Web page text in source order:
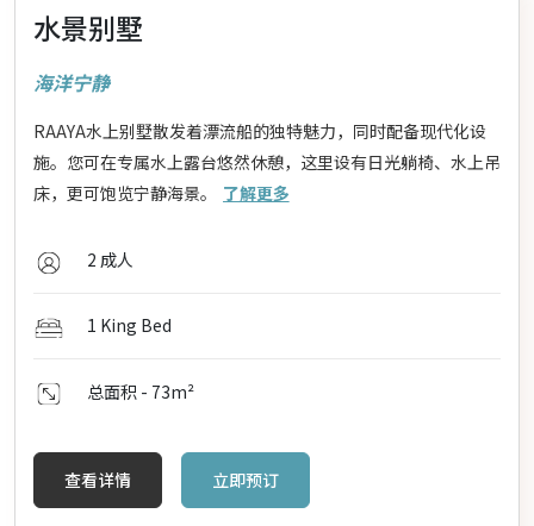
水景别墅
海洋宁静
RAAYA水上别墅散发着漂流船的独特魅力，同时配备现代化设
施。您可在专属水上露台悠然休憩，这里设有日光躺椅、水上吊
床，更可饱览宁静海景。
了解更多
2 成人
1 King Bed
总面积 - 73m²
查看详情 立即预订